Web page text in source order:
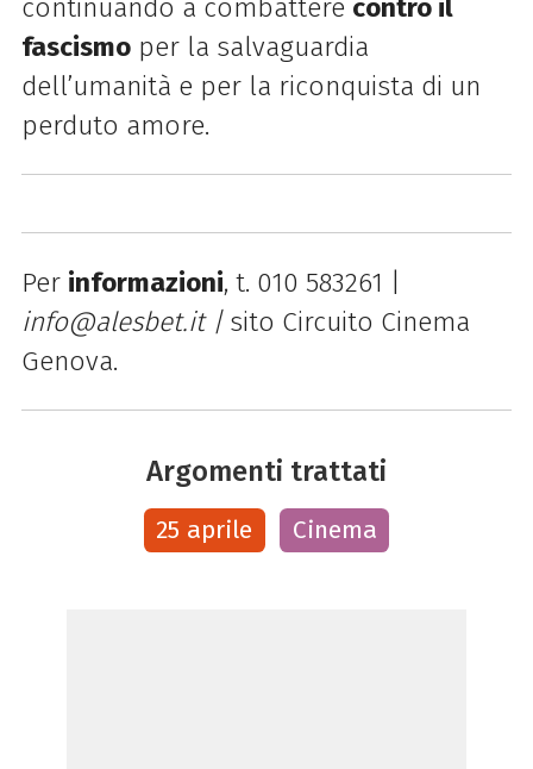
continuando a combattere contro il
fascismoper la salvaguardia
dell’umanità e per la riconquista di un
perduto amore.
Per informazioni, t. 010 583261 |
info@alesbet.it | sito Circuito Cinema
Genova.
Argomenti trattati
25 aprile Cinema